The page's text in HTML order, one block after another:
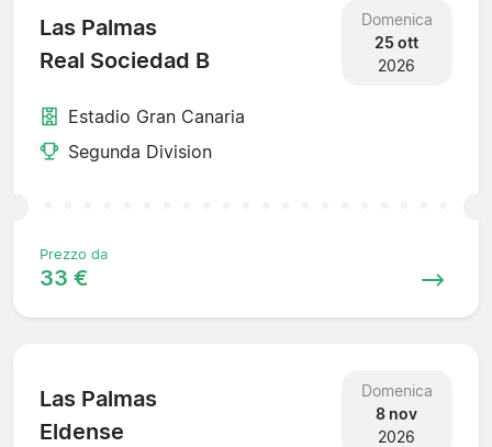
Las Palmas
Real Sociedad B
Domenica
25 ott
2026
Estadio Gran Canaria
Segunda Division
Prezzo da
33 €
Las Palmas
Eldense
Domenica
8 nov
2026